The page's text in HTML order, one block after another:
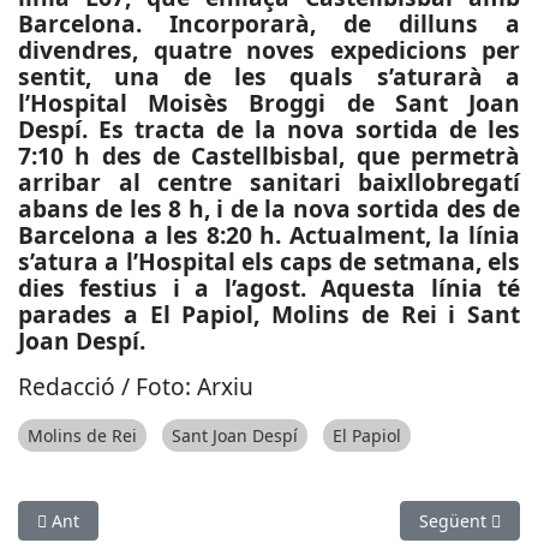
Barcelona. Incorporarà, de dilluns a
divendres, quatre noves expedicions per
sentit, una de les quals s’aturarà a
l’Hospital Moisès Broggi de Sant Joan
Despí. Es tracta de la nova sortida de les
7:10 h des de Castellbisbal, que permetrà
arribar al centre sanitari baixllobregatí
abans de les 8 h, i de la nova sortida des de
Barcelona a les 8:20 h. Actualment, la línia
s’atura a l’Hospital els caps de setmana, els
dies festius i a l’agost. Aquesta línia té
parades a El Papiol, Molins de Rei i Sant
Joan Despí.
Redacció / Foto: Arxiu
Molins de Rei Sant Joan Despí El Papiol
Article anterior: SOCIETAT: El plenari municipal del Prat
Ant Article
Següent